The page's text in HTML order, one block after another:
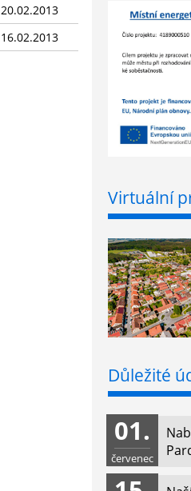
20.02.2013
16.02.2013
Virtuální
Důležité
01.
červenec